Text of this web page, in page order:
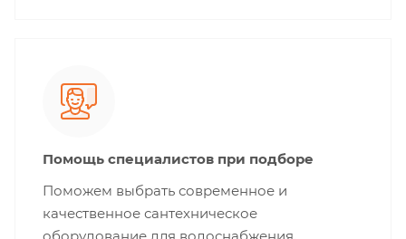
Помощь специалистов при подборе
Поможем выбрать современное и
качественное сантехническое